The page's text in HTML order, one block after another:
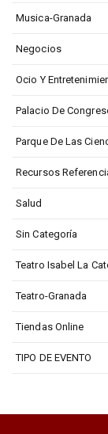
Musica-Granada
Negocios
Ocio Y
Palacio De
Parque De Las
Recursos
Salud
Sin Categoría
Teatro Isabel La
Teatro-Granada
Tiendas Online
TIPO DE EVENTO